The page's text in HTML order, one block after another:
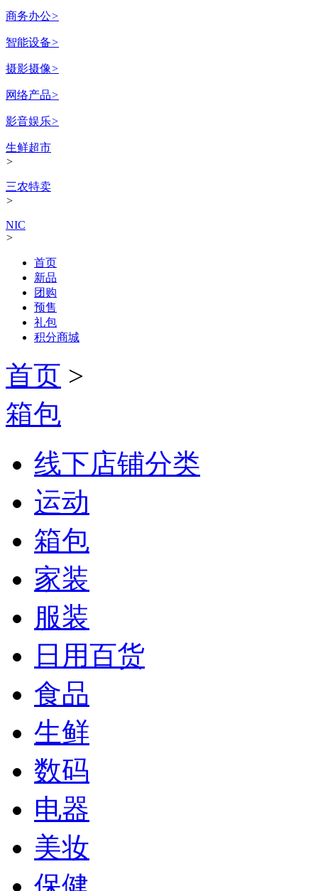
商务办公>
智能设备>
摄影摄像>
网络产品>
影音娱乐>
生鲜超市
>
三农特卖
>
NIC
>
首页
新品
团购
预售
礼包
积分商城
首页 >
箱包
线下店铺分类
运动
箱包
家装
服装
日用百货
食品
生鲜
数码
电器
美妆